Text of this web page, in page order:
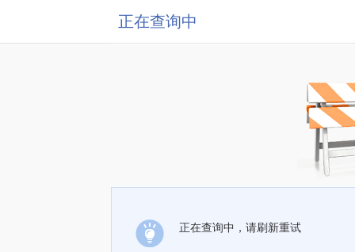
正在查询中
正在查询中，请刷新重试